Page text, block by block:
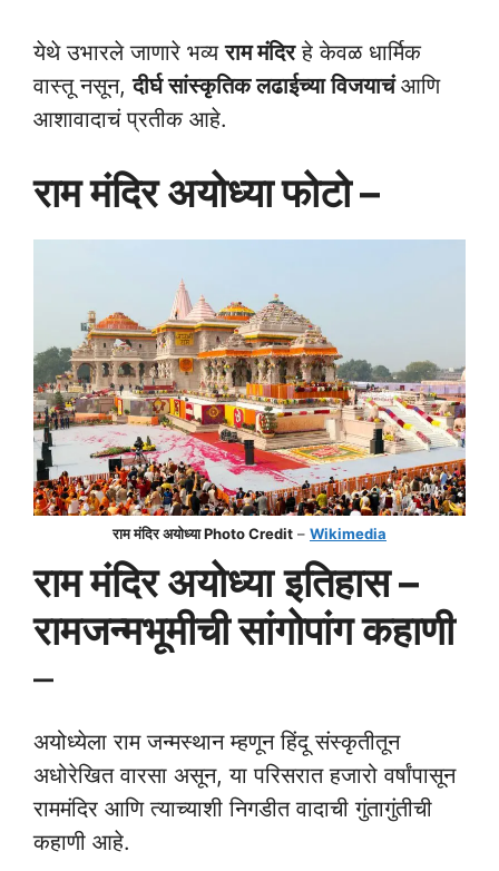
येथे उभारले जाणारे भव्यराम मंदिरहे केवळ धार्मिक
वास्तू नसून,दीर्घ सांस्कृतिक लढाईच्या विजयाचंआणि
आशावादाचं प्रतीक आहे.
राम मंदिर अयोध्या फोटो –
राम मंदिर अयोध्या Photo Credit – Wikimedia
राम मंदिर अयोध्या इतिहास –
रामजन्मभूमीची सांगोपांग कहाणी
–
अयोध्येला राम जन्मस्थान म्हणून हिंदू संस्कृतीतून
अधोरेखित वारसा असून, या परिसरात हजारो वर्षांपासून
राममंदिर आणि त्याच्याशी निगडीत वादाची गुंतागुंतीची
कहाणी आहे.